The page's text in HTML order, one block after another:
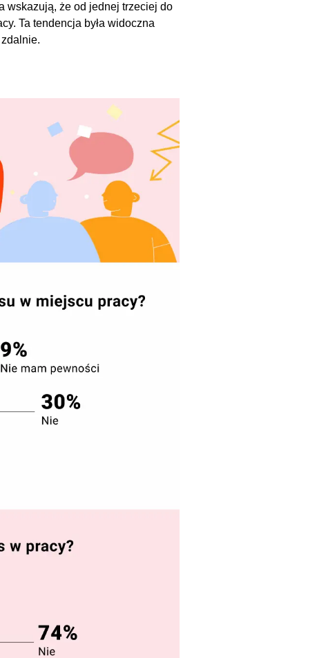
wskazują, że od jednej trzeciej do
Ta tendencja była widoczna